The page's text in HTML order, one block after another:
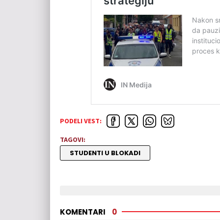
PODELI VEST:
TAGOVI:
STUDENTI U BLOKADI
KOMENTARI 0